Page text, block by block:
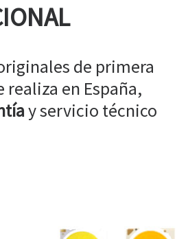
de primera
en España,
y servicio técnico